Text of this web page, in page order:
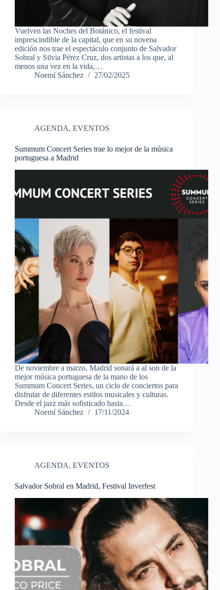
Vuelven las Noches del Botánico, el festival
imprescindible de la capital, que en su novena
edición nos trae el espectáculo conjunto de Salvador
Sobral y Silvia Pérez Cruz, dos artistas a los que, al
menos una vez en la vida,…
Noemí Sánchez
27/02/2025
AGENDA, EVENTOS
Summum Concert Series trae lo mejor de la música
portuguesa a Madrid
De noviembre a marzo, Madrid sonará a al son de la
mejor música portuguesa de la mano de los
Summum Concert Series, un ciclo de conciertos para
disfrutar de diferentes estilos musicales y culturas.
Desde el jazz más sofisticado hasta…
Noemí Sánchez
17/11/2024
AGENDA, EVENTOS
Salvador Sobral en Madrid, Festival Inverfest